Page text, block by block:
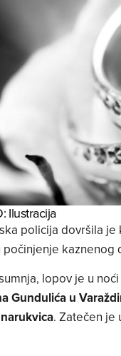
Ilustracija
policija dovršila
počinjenje kaznenog
lopov je u
Gundulića u
. Zatečen je